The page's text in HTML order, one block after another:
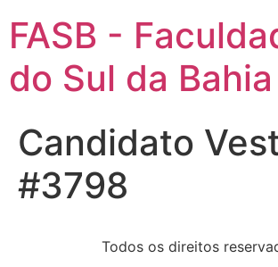
FASB -
do Sul da Bahia
Candidato
#3798
Todos os direitos